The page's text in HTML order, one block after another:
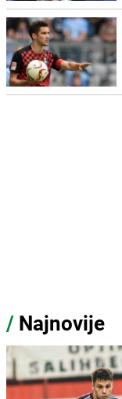
/ Najnovije